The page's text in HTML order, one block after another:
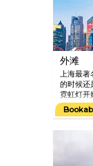
外滩
上海最著
的时候还
霓虹灯开
岸风景。